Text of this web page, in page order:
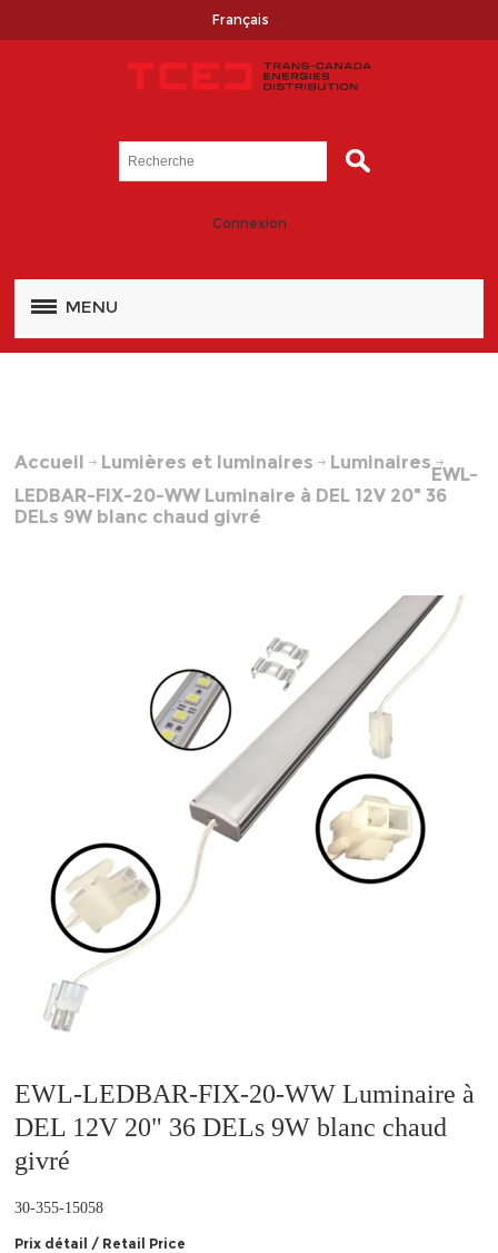
Français
Connexion
MENU
Accueil Lumières et luminaires Luminaires
EWL-
LEDBAR-FIX-20-WW Luminaire à DEL 12V 20" 36
DELs 9W blanc chaud givré
EWL-LEDBAR-FIX-20-WW Luminaire à
DEL 12V 20" 36 DELs 9W blanc chaud
givré
30-355-15058
Prix détail / Retail Price